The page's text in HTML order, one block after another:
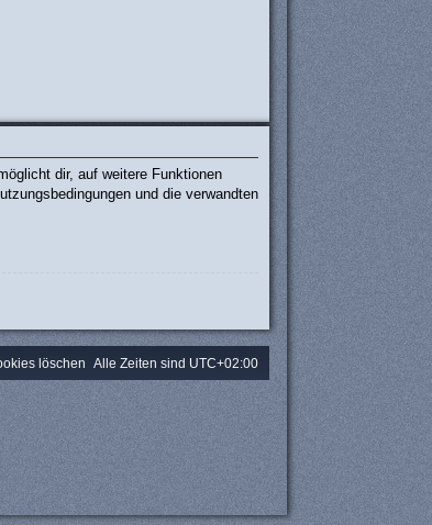
dir, auf weitere Funktionen
und die verwandten
Alle Zeiten sind UTC+02:00
löschen